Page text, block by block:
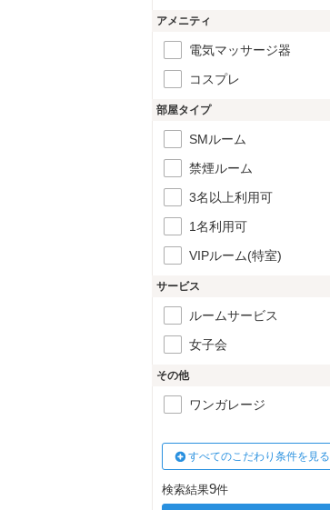
アメニティ
電気マッサージ器
コスプレ
部屋タイプ
SMルーム
禁煙ルーム
3名以上利用可
1名利用可
VIPルーム(特室)
サービス
ルームサービス
女子会
その他
ワンガレージ
すべてのこだわり条件を見る
検索結果9件